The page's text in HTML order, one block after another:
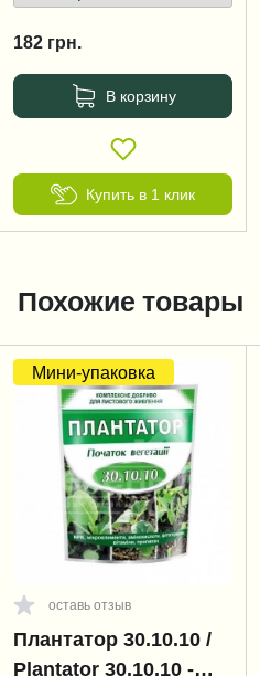
182 грн.
В корзину
Купить в 1 клик
Похожие товары
Мини-упаковка
оставь отзыв
Плантатор 30.10.10 /
Plantator 30.10.10 -